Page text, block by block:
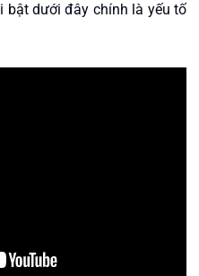
bật dưới đây chính là yếu tố